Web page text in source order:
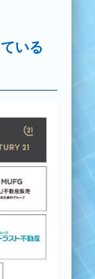
いる